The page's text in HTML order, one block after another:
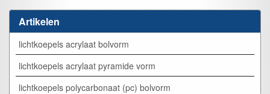
Artikelen
lichtkoepels acrylaat bolvorm
lichtkoepels acrylaat pyramide vorm
lichtkoepels polycarbonaat (pc) bolvorm